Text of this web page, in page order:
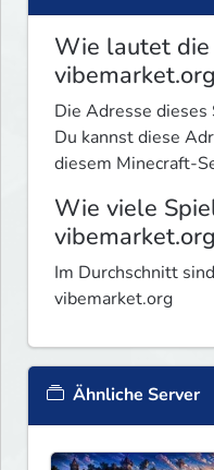
Wie lautet
Die Adresse
Du kannst diese
diesem Minecraft-
Wie viele
Im Durchschnitt
vibemarket.org
Ähnliche Server